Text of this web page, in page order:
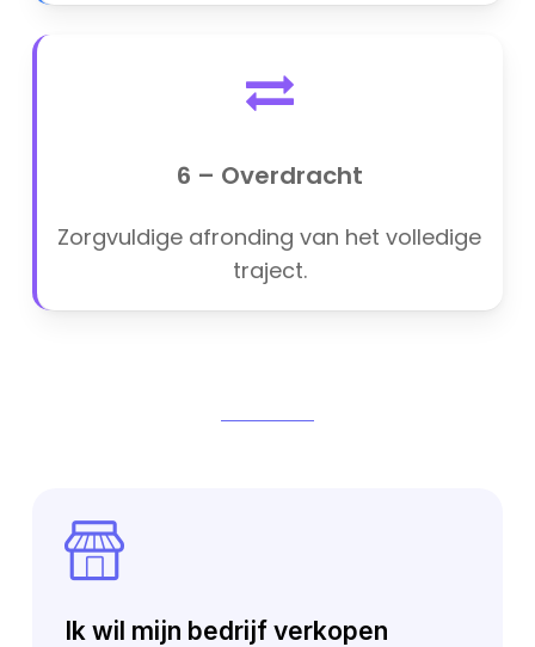
6 – Overdracht
Zorgvuldige afronding van het volledige
traject.
Ik wil mijn bedrijf verkopen